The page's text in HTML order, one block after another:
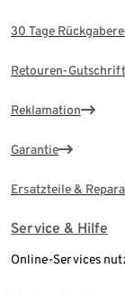
30 Tage
Retouren-Gutschrift
Reklamation
Garantie
Ersatzteile &
Service & Hilfe
Online-Services